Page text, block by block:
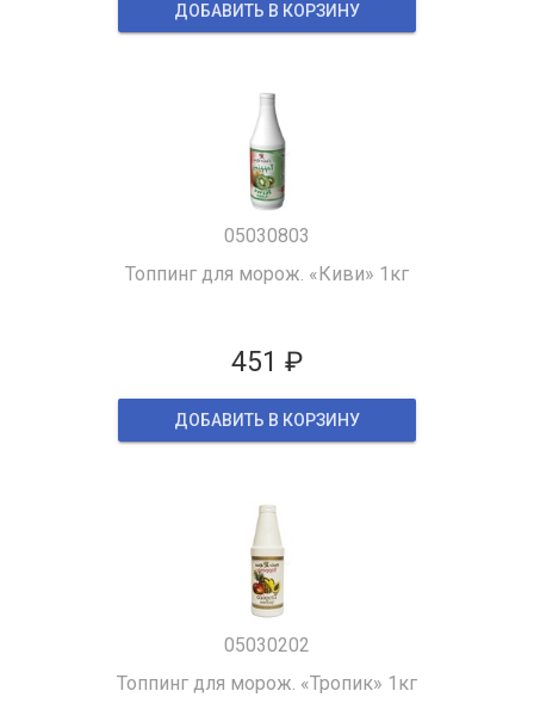
ДОБАВИТЬ В КОРЗИНУ
05030803
Топпинг для морож. «Киви» 1кг
451 ₽
ДОБАВИТЬ В КОРЗИНУ
05030202
Топпинг для морож. «Тропик» 1кг